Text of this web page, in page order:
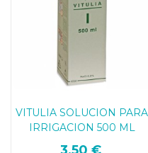
VITULIA SOLUCION PARA
IRRIGACION 500 ML